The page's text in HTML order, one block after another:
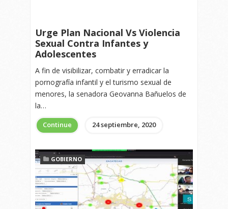
Urge Plan Nacional Vs Violencia
Sexual Contra Infantes y
Adolescentes
A fin de visibilizar, combatir y erradicar la
pornografía infantil y el turismo sexual de
menores, la senadora Geovanna Bañuelos de
la…
Continue 24 septiembre, 2020
GOBIERNO